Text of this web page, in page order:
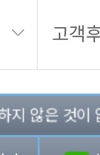
고객
않은 것이